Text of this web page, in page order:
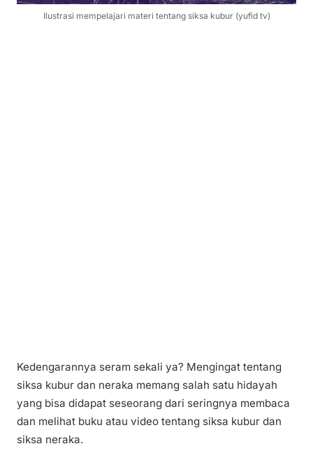
Ilustrasi mempelajari materi tentang siksa kubur (yufid tv)
Kedengarannya seram sekali ya? Mengingat tentang
siksa kubur dan neraka memang salah satu hidayah
yang bisa didapat seseorang dari seringnya membaca
dan melihat buku atau video tentang siksa kubur dan
siksa neraka.